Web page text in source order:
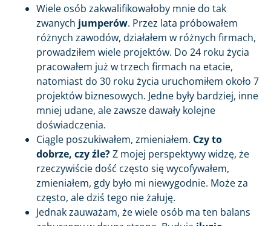
Wiele osób zakwalifikowałoby mnie do tak
zwanych jumperów. Przez lata próbowałem
różnych zawodów, działałem w różnych firmach,
prowadziłem wiele projektów. Do 24 roku życia
pracowałem już w trzech firmach na etacie,
natomiast do 30 roku życia uruchomiłem około 7
projektów biznesowych. Jedne były bardziej, inne
mniej udane, ale zawsze dawały kolejne
doświadczenia.
Ciągle poszukiwałem, zmieniałem. Czy to
dobrze, czy źle?Z mojej perspektywy widzę, że
rzeczywiście dość często się wycofywałem,
zmieniałem, gdy było mi niewygodnie. Może za
często, ale dziś tego nie żałuję.
Jednak zauważam, że wiele osób ma ten balans